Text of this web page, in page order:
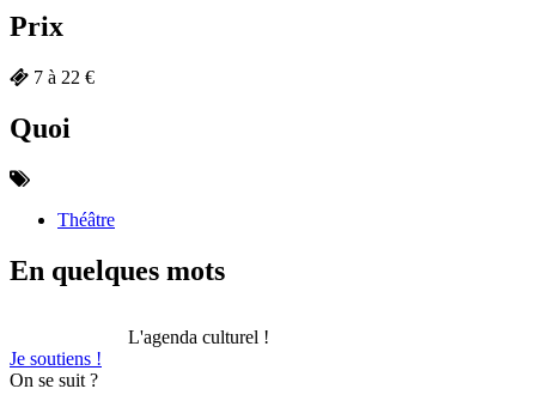
Prix
7 à 22 €
Quoi
Théâtre
En quelques mots
L'agenda culturel !
Je soutiens !
On se suit ?